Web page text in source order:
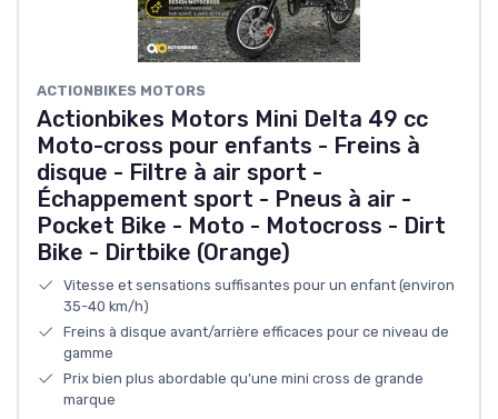
‎ACTIONBIKES MOTORS
Actionbikes Motors Mini Delta 49 cc
Moto-cross pour enfants - Freins à
disque - Filtre à air sport -
Échappement sport - Pneus à air -
Pocket Bike - Moto - Motocross - Dirt
Bike - Dirtbike (Orange)
Vitesse et sensations suffisantes pour un enfant (environ
35-40 km/h)
Freins à disque avant/arrière efficaces pour ce niveau de
gamme
Prix bien plus abordable qu’une mini cross de grande
marque